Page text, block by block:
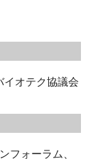
イオテク協議会
フォーラム、